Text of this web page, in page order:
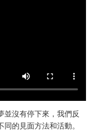
並沒有停下來，我們反
的見面方法和活動。